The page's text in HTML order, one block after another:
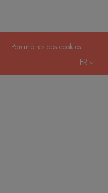
Paramètres des cookies
FR